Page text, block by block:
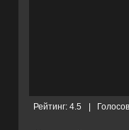
Рейтинг: 4.5